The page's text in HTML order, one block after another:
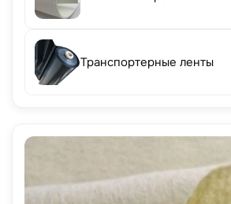
Транспортерные ленты